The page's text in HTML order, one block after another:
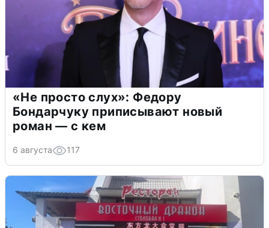
«Не просто слух»: Федору
Бондарчуку приписывают новый
роман — с кем
6 августа 117